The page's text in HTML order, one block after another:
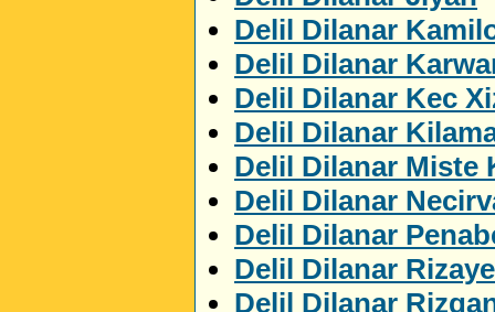
Delil Dilanar
Delil Dilanar
Delil Dilanar Kec
Delil Dilanar
Delil Dilanar Miste
Delil Dilanar
Delil Dilanar
Delil Dilanar
Delil Dilanar